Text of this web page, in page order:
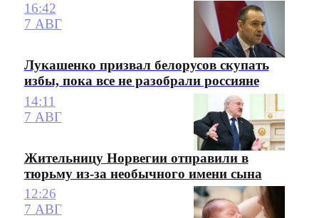
16:42
7 АВГ
Лукашенко призвал белорусов скупать
избы, пока все не разобрали россияне
14:11
7 АВГ
Жительницу Норвегии отправили в
тюрьму из-за необычного имени сына
12:26
7 АВГ